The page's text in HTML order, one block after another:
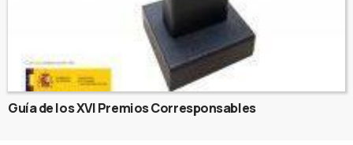
Guía de los XVI Premios Corresponsables